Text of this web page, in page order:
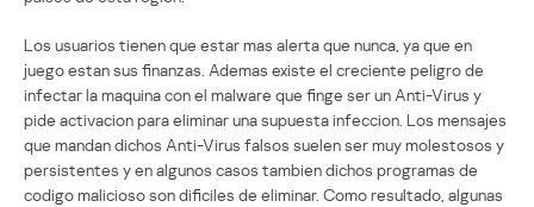
Los usuarios tienen que estar mas alerta que nunca, ya que en
juego estan sus finanzas. Ademas existe el creciente peligro de
infectar la maquina con el malware que finge ser un Anti-Virus y
pide activacion para eliminar una supuesta infeccion. Los mensajes
que mandan dichos Anti-Virus falsos suelen ser muy molestosos y
persistentes y en algunos casos tambien dichos programas de
codigo malicioso son dificiles de eliminar. Como resultado, algunas